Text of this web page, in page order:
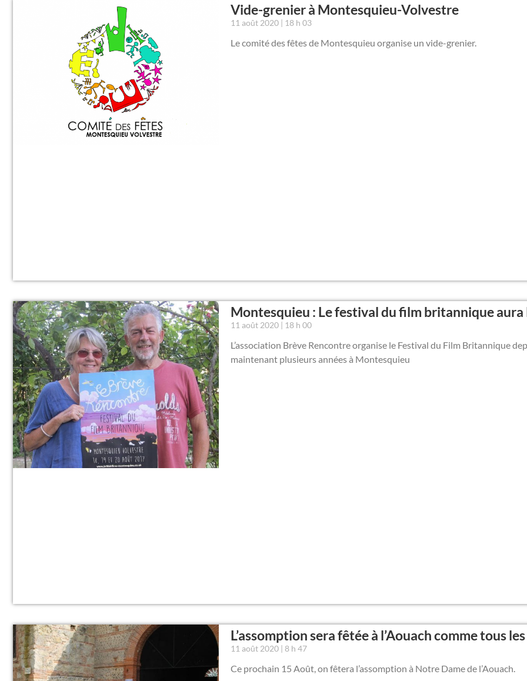
Vide-grenier à Montesquieu-Volvestre
11 août 2020 18 h 03
Le comité des fêtes de Montesquieu organise un vide-grenier.
Montesquieu : Le festival du film britannique aura
11 août 2020 18 h 00
L’association Brève Rencontre organise le Festival du Film Britannique
maintenant plusieurs années à Montesquieu
L’assomption sera fêtée à l’Aouach comme tous
11 août 2020 8 h 47
Ce prochain 15 Août, on fêtera l’assomption à Notre Dame de l’Aouach.